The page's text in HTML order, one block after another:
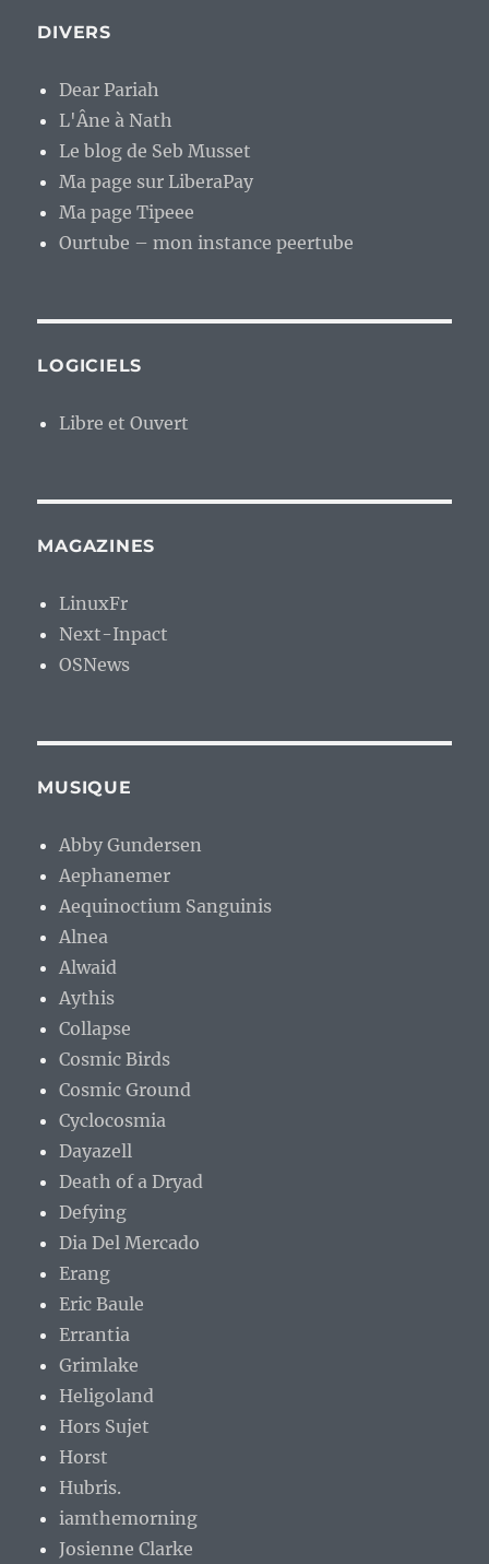
DIVERS
Dear Pariah
L'Âne à Nath
Le blog de Seb Musset
Ma page sur LiberaPay
Ma page Tipeee
Ourtube – mon instance peertube
LOGICIELS
Libre et Ouvert
MAGAZINES
LinuxFr
Next-Inpact
OSNews
MUSIQUE
Abby Gundersen
Aephanemer
Aequinoctium Sanguinis
Alnea
Alwaid
Aythis
Collapse
Cosmic Birds
Cosmic Ground
Cyclocosmia
Dayazell
Death of a Dryad
Defying
Dia Del Mercado
Erang
Eric Baule
Errantia
Grimlake
Heligoland
Hors Sujet
Horst
Hubris.
iamthemorning
Josienne Clarke